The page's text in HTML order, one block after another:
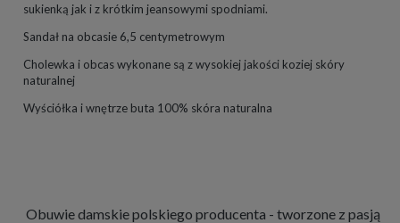
sukienką jak i z krótkim jeansowymi spodniami.
Sandał na obcasie 6,5 centymetrowym
Cholewka i obcas wykonane są z wysokiej jakości koziej skóry
naturalnej
Wyściółka i wnętrze buta 100% skóra naturalna
Obuwie damskie polskiego producenta - tworzone z pasją